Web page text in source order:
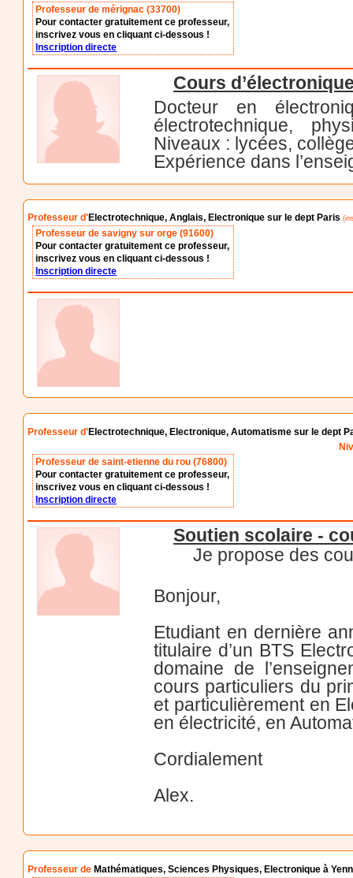
Professeur de mérignac (33700)
Pour contacter gratuitement ce professeur,
inscrivez vous en cliquant ci-dessous !
Inscription directe
Cours
Docteur en
électrotechnique,
Niveaux : lycées,
Expérience dans
Professeur d'Electrotechnique, Anglais, Electronique sur le dept Paris
Professeur de savigny sur orge (91600)
Pour contacter gratuitement ce professeur,
inscrivez vous en cliquant ci-dessous !
Inscription directe
Professeur d'Electrotechnique, Electronique, Automatisme sur le dept
Professeur de saint-etienne du rou (76800)
Pour contacter gratuitement ce professeur,
inscrivez vous en cliquant ci-dessous !
Inscription directe
Soutien scolaire -
Je propose des
Bonjour,
Etudiant en dernière
titulaire d’un BTS
domaine de
cours particuliers du
et particulièrement en
en électricité, en
Cordialement
Alex.
Professeur de Mathématiques, Sciences Physiques, Electronique à